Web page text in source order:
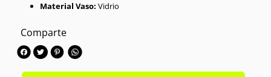
Material Vaso: Vidrio
Comparte